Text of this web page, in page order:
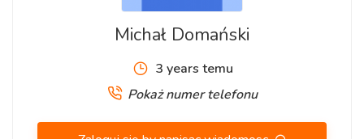
Michał Domański
3 years temu
Pokaż numer telefonu